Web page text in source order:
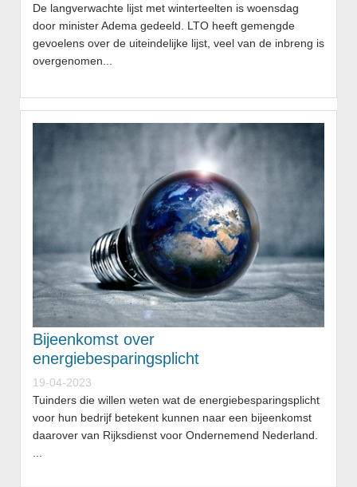
De langverwachte lijst met winterteelten is woensdag
door minister Adema gedeeld. LTO heeft gemengde
gevoelens over de uiteindelijke lijst, veel van de inbreng is
overgenomen...
Bijeenkomst over
energiebesparingsplicht
19-04-2023
Tuinders die willen weten wat de energiebesparingsplicht
voor hun bedrijf betekent kunnen naar een bijeenkomst
daarover van Rijksdienst voor Ondernemend Nederland.